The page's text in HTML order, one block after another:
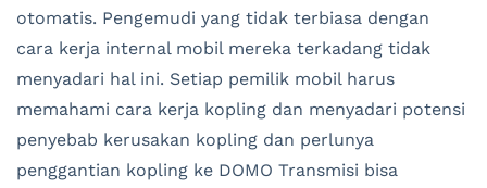
otomatis. Pengemudi yang tidak terbiasa dengan
cara kerja internal mobil mereka terkadang tidak
menyadari hal ini. Setiap pemilik mobil harus
memahami cara kerja kopling dan menyadari potensi
penyebab kerusakan kopling dan perlunya
penggantian kopling ke DOMO Transmisi bisa